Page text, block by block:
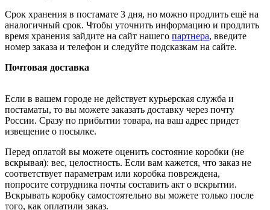
Срок хранения в постамате 3 дня, но можно продлить ещё на
аналогичный срок. Чтобы уточнить информацию и продлить
время хранения зайдите на сайт нашего партнера, введите
номер заказа и телефон и следуйте подсказкам на сайте.
Почтовая доставка
Если в вашем городе не действует курьерская служба и
постаматы, то вы можете заказать доставку через почту
России. Сразу по прибытии товара, на ваш адрес придет
извещение о посылке.
Перед оплатой вы можете оценить состояние коробки (не
вскрывая): вес, целостность. Если вам кажется, что заказ не
соответствует параметрам или коробка повреждена,
попросите сотрудника почты составить акт о вскрытии.
Вскрывать коробку самостоятельно вы можете только после
того, как оплатили заказ.